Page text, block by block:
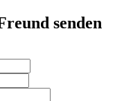
senden